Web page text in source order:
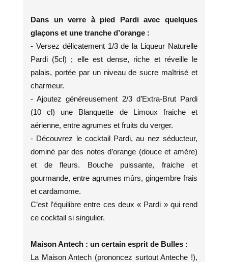
Dans un verre à pied Pardi avec quelques
glaçons et une tranche d’orange :
- Versez délicatement 1/3 de la Liqueur Naturelle
Pardi (5cl) ; elle est dense, riche et réveille le
palais, portée par un niveau de sucre maîtrisé et
charmeur.
- Ajoutez généreusement 2/3 d’Extra-Brut Pardi
(10 cl) une Blanquette de Limoux fraiche et
aérienne, entre agrumes et fruits du verger.
- Découvrez le cocktail Pardi, au nez séducteur,
dominé par des notes d’orange (douce et amère)
et de fleurs. Bouche puissante, fraiche et
gourmande, entre agrumes mûrs, gingembre frais
et cardamome.
C’est l’équilibre entre ces deux « Pardi » qui rend
ce cocktail si singulier.
Maison Antech : un certain esprit de Bulles :
La Maison Antech (prononcez surtout Anteche !),